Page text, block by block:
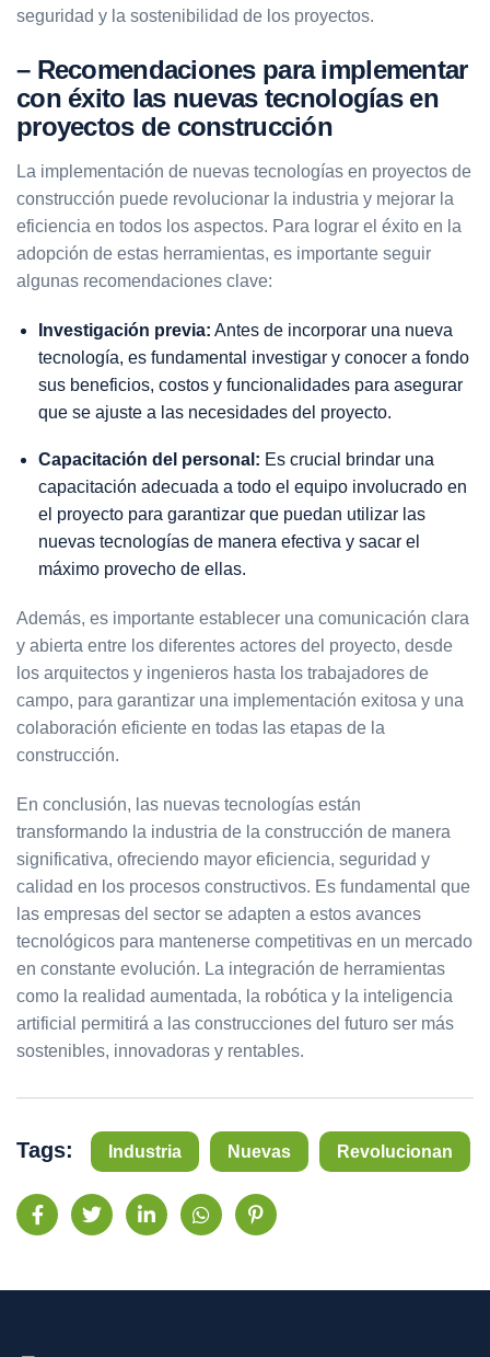
seguridad y la sostenibilidad de los proyectos.
– Recomendaciones para implementar
con éxito las nuevas tecnologías en
proyectos de construcción
La implementación de nuevas tecnologías en proyectos de
construcción puede revolucionar la industria y mejorar la
eficiencia en todos los aspectos. Para lograr el éxito en la
adopción de estas herramientas, es importante seguir
algunas recomendaciones clave:
Investigación previa: Antes de incorporar una nueva
tecnología, es fundamental investigar y conocer a fondo
sus beneficios, costos y funcionalidades para asegurar
que se ajuste a las necesidades del proyecto.
Capacitación del personal: Es crucial brindar una
capacitación adecuada a todo el equipo involucrado en
el proyecto para garantizar que puedan utilizar las
nuevas tecnologías de manera efectiva y sacar el
máximo provecho de ellas.
Además, es importante establecer una comunicación clara
y abierta entre los diferentes actores del proyecto, desde
los arquitectos y ingenieros hasta los trabajadores de
campo, para garantizar una implementación exitosa y una
colaboración eficiente en todas las etapas de la
construcción.
En conclusión, las nuevas tecnologías están
transformando la industria de la construcción de manera
significativa, ofreciendo mayor eficiencia, seguridad y
calidad en los procesos constructivos. Es fundamental que
las empresas del sector se adapten a estos avances
tecnológicos para mantenerse competitivas en un mercado
en constante evolución. La integración de herramientas
como la realidad aumentada, la robótica y la inteligencia
artificial permitirá a las construcciones del futuro ser más
sostenibles, innovadoras y rentables.
Tags: Industria Nuevas Revolucionan